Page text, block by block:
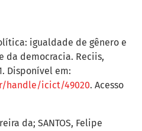
igualdade de gênero e
da democracia. Reciis,
Disponível em:
handle/icict/49020. Acesso
da; SANTOS, Felipe